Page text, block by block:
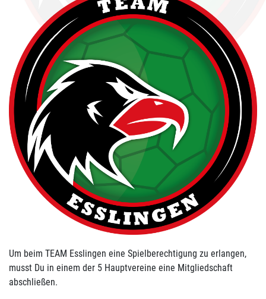
Um beim TEAM Esslingen eine Spielberechtigung zu erlangen,
musst Du in einem der 5 Hauptvereine eine Mitgliedschaft
abschließen.